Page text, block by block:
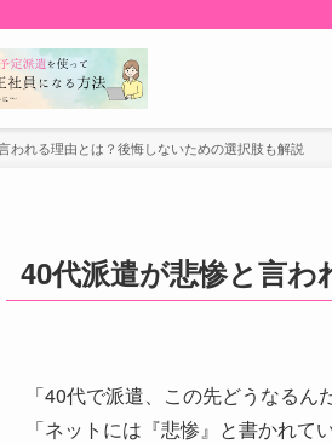
われる理由とは？後悔しないための選択肢も解説
40代派遣が悲惨と言
「40代で派遣、この先どうなるん
「ネットには『悲惨』と書かれて